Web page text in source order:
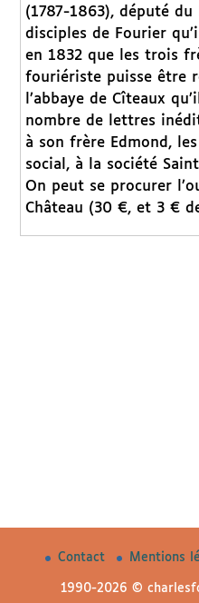
(1787-1863), député
disciples de Fourier
en 1832 que les trois
fouriériste puisse être
l’abbaye de Cîteaux
nombre de lettres
à son frère Edmond,
social, à la société
On peut se procurer
Château (30 €, et 3 €
Contact Mentions
1990-2026 ©